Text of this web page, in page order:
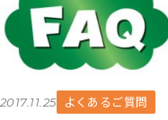
2017.11.25 よくあるご質問